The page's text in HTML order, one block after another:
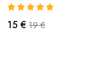
15 € 19 €